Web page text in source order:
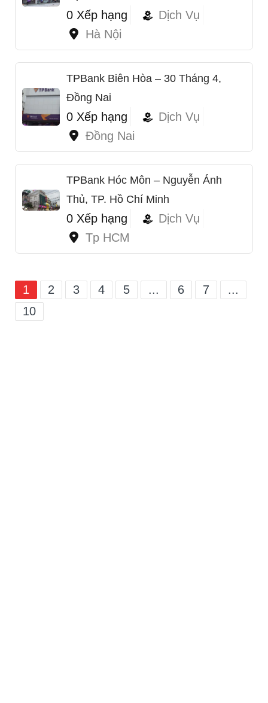
0 Xếp hạng
Dịch Vụ
Hà Nội
TPBank Biên Hòa – 30 Tháng 4,
Đồng Nai
0 Xếp hạng
Dịch Vụ
Đồng Nai
TPBank Hóc Môn – Nguyễn Ánh
Thủ, TP. Hồ Chí Minh
0 Xếp hạng
Dịch Vụ
Tp HCM
1 2 3 4 5 ... 6 7
...
10